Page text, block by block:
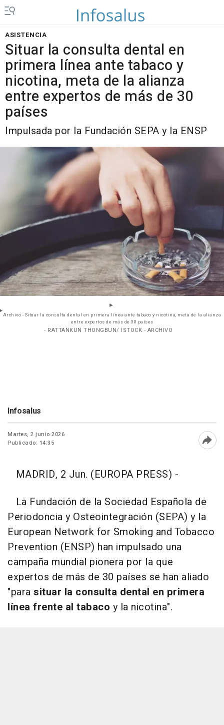
ASISTENCIA
Situar la consulta dental en
primera línea ante tabaco y
nicotina, meta de la alianza
entre expertos de más de 30
países
Impulsada por la Fundación SEPA y la ENSP
Archivo - Situar la consulta dental en primera línea ante tabaco y nicotina, meta de la alianza
entre expertos de más de 30 países
- RATTANKUN THONGBUN/ ISTOCK - ARCHIVO
Infosalus
Martes, 2 junio 2026
Publicado: 14:35
MADRID, 2 Jun. (EUROPA PRESS) -
La Fundación de la Sociedad Española de
Periodoncia y Osteointegración (SEPA) y la
European Network for Smoking and Tobacco
Prevention (ENSP) han impulsado una
campaña mundial pionera por la que
expertos de más de 30 países se han aliado
"para situar la consulta dental en primera
línea frente al tabaco y la nicotina".